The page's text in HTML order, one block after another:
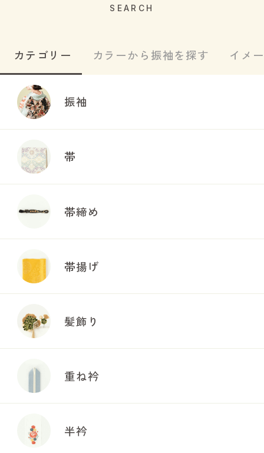
SEARCH
カテゴリー カラーから振袖を探す イメ
振袖
帯
帯締め
帯揚げ
髪飾り
重ね衿
半衿